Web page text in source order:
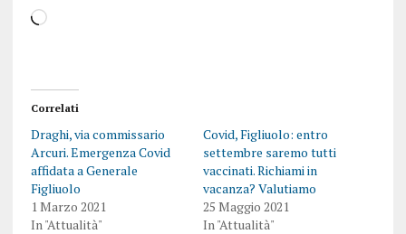
Correlati
Draghi, via commissario
Arcuri. Emergenza Covid
affidata a Generale
Figliuolo
1 Marzo 2021
In "Attualità"
Covid, Figliuolo: entro
settembre saremo tutti
vaccinati. Richiami in
vacanza? Valutiamo
25 Maggio 2021
In "Attualità"